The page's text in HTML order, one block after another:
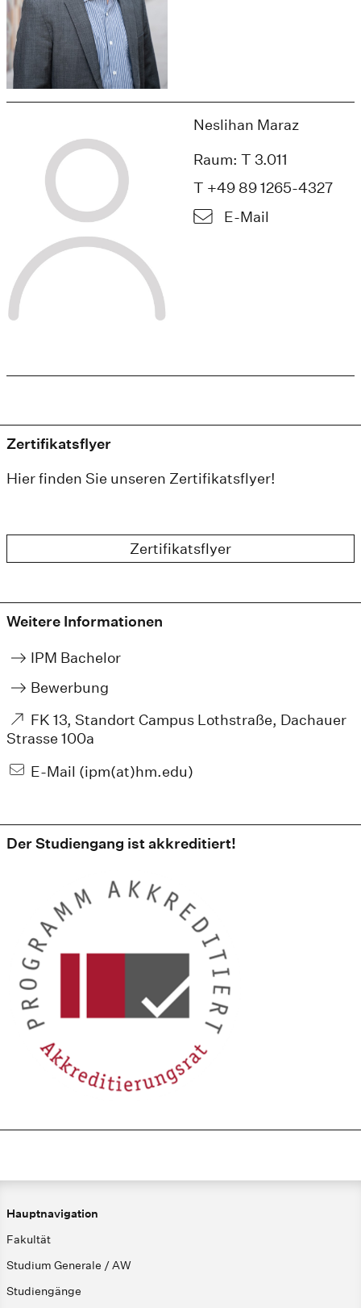
Neslihan Maraz
Raum: T 3.011
T +49 89 1265-4327
E-Mail
Zertifikatsflyer
Hier finden Sie unseren Zertifikatsflyer!
Zertifikatsflyer
Weitere Informationen
IPM Bachelor
Bewerbung
FK 13, Standort Campus Lothstraße, Dachauer
Strasse 100a
E-Mail (ipm(at)hm.edu)
Der Studiengang ist akkreditiert!
Hauptnavigation
Fakultät
Studium Generale / AW
Studiengänge